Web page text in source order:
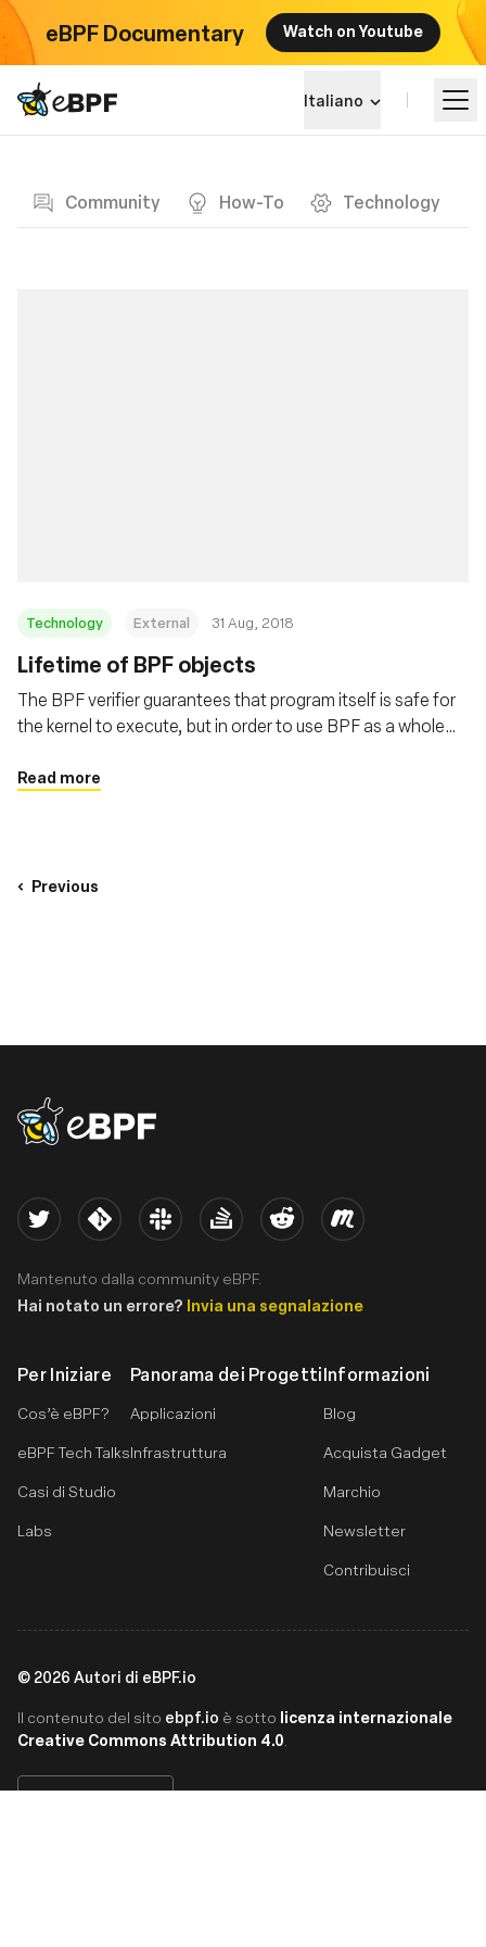
eBPF Documentary Watch on Youtube
eBPF logo Italiano
Community How-To Technology
Technology External 31 Aug, 2018
Lifetime of BPF objects
The BPF verifier guarantees that program itself is safe for
the kernel to execute, but in order to use BPF as a whole
lifetime of BPF programs and maps. This post covers
Read more
Previous
eBPF logo
Per Iniziare
Cos’è eBPF?
eBPF Tech Talks
Casi di Studio
Labs
Panorama dei Progetti
Applicazioni
Infrastruttura
Informazioni
Blog
Acquista Gadget
Marchio
Newsletter
Contribuisci
Twitter Kernel Slack Stack Overflow
Reddit Meetup
Mantenuto dalla community eBPF.
Hai notato un errore? Invia una segnalazione
© 2026 Autori di eBPF.io
Il contenuto del sito ebpf.io è sotto licenza internazionale
Creative Commons Attribution 4.0.
Impara